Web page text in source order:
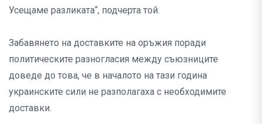
Усещаме разликата“, подчерта той.
Забавянето на доставките на оръжия поради
политическите разногласия между съюзниците
доведе до това, че в началото на тази година
украинските сили не разполагаха с необходимите
доставки.